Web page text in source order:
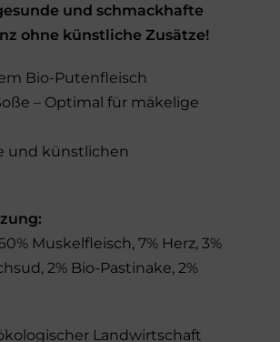
und schmackhafte
ohne künstliche Zusätze!
Bio-Putenfleisch
– Optimal für mäkelige
und künstlichen
Muskelfleisch, 7% Herz, 3%
2% Bio-Pastinake, 2%
Landwirtschaft